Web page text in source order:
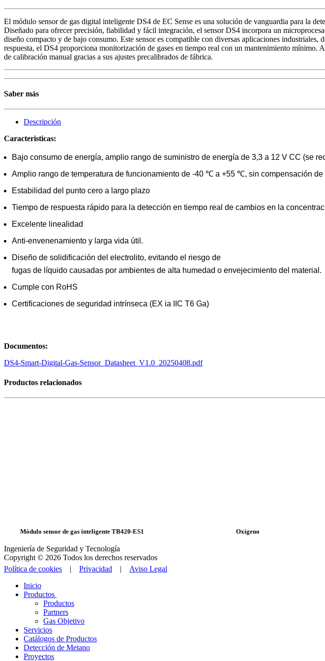
El módulo sensor de gas digital inteligente DS4 de EC Sense es una solución de vanguardia para la
Diseñado para ofrecer precisión, fiabilidad y fácil integración, el sensor DS4 incorpora un
diseño compacto y de bajo consumo. Este sensor es compatible con diversas aplicaciones
respuesta, el DS4 proporciona monitorización de gases en tiempo real con un mantenimiento
de calibración manual gracias a sus ajustes precalibrados de fábrica.
Saber más
Descripción
Caracteristicas:
Bajo consumo de energía, amplio rango de suministro de energía de 3,3 a 12 V CC (se
Amplio rango de temperatura de funcionamiento de -40 ℃ a +55 ℃, sin compensación de
Estabilidad del punto cero a largo plazo
Tiempo de respuesta rápido para la detección en tiempo real de cambios en la
Excelente linealidad
Anti-envenenamiento y larga vida útil.
Diseño de solidificación del electrolito, evitando el riesgo de
fugas de líquido causadas por ambientes de alta humedad o envejecimiento del material.
Cumple con RoHS
Certificaciones de seguridad intrínseca (EX ia IIC T6 Ga)
Documentos:
DS4-Smart-Digital-Gas-Sensor_Datasheet_V1.0_20250408.pdf
Productos relacionados
Módulo sensor de gas inteligente TB420-ES1 Oxígeno
Ingeniería de Seguridad y Tecnología
Copyright © 2026 Todos los derechos reservados
Política de cookies | Privacidad | Aviso Legal
Inicio
Productos
Productos
Partners
Gas Objetivo
Servicios
Catálogos de Productos
Detección de Metano
Proyectos